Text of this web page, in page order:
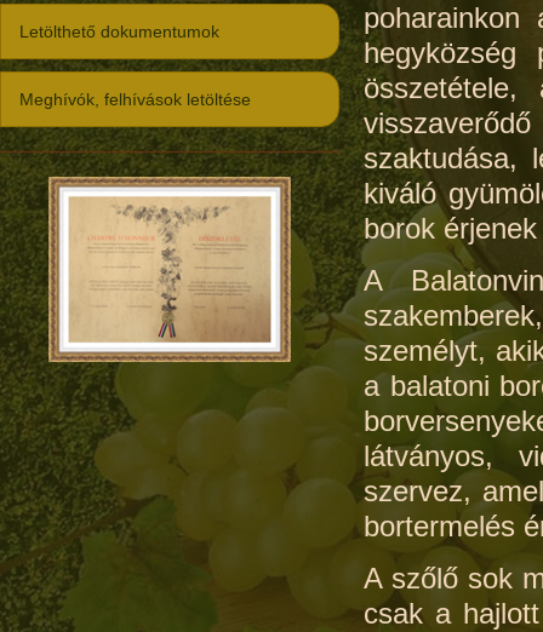
Letölthető dokumentumok
Meghívók, felhívások letöltése
poharainkon
hegyközség
szaktudása,
kiváló
borok
A
személyt,
a balatoni
látványos,
szervez,
bortermelés
A szőlő sok
csak a